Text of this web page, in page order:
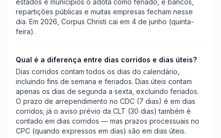
estados e municípios o adota como feriado, e bancos,
repartições públicas e muitas empresas fecham nesse
dia. Em 2026, Corpus Christi cai em 4 de junho (quinta-
feira).
Qual é a diferença entre dias corridos e dias úteis?
Dias corridos contam todos os dias do calendário,
incluindo fins de semana e feriados. Dias úteis contam
apenas os dias de segunda a sexta, excluindo feriados.
O prazo de arrependimento no CDC (7 dias) é em dias
corridos; já o aviso prévio da CLT (30 dias) também é
contado em dias corridos — mas prazos processuais no
CPC (quando expressos em dias) são em dias úteis.